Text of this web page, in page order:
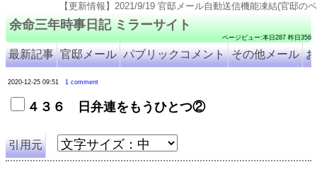
余命三年時事日記 ミラーサイト
ページビュー:本日287 昨日356
最新記事 官邸メール パブリックコメント その他メール
2020-12-25 09:51 1 comment
４３６ 日弁連をもうひとつ②
引用元
【更新情報】2021/9/19 官邸メール自動送信機能凍結(官邸のペ